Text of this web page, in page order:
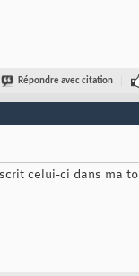
Répondre avec citation
celui-ci dans ma